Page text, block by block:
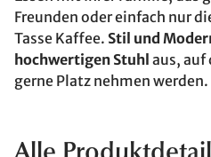
Freunden oder einfach nur
Tasse Kaffee. Stil und
hochwertigen Stuhl aus, auf
gerne Platz nehmen werden.